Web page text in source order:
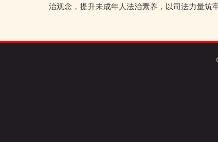
治观念，提升未成年人法治素养，以司法力量筑